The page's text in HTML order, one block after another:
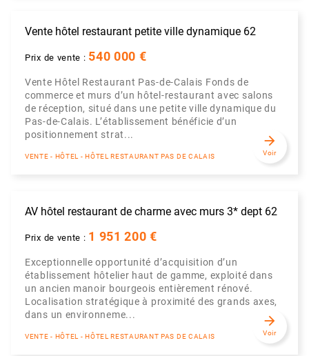
Vente hôtel restaurant petite ville dynamique 62
Prix de vente : 540 000 €
Vente Hôtel Restaurant Pas-de-Calais Fonds de
commerce et murs d’un hôtel-restaurant avec salons
de réception, situé dans une petite ville dynamique du
Pas-de-Calais. L’établissement bénéficie d’un
positionnement strat...
VENTE - HÔTEL - HÔTEL RESTAURANT PAS DE CALAIS
arrow_forward
Voir
AV hôtel restaurant de charme avec murs 3* dept 62
Prix de vente : 1 951 200 €
Exceptionnelle opportunité d’acquisition d’un
établissement hôtelier haut de gamme, exploité dans
un ancien manoir bourgeois entièrement rénové.
Localisation stratégique à proximité des grands axes,
dans un environneme...
VENTE - HÔTEL - HÔTEL RESTAURANT PAS DE CALAIS
arrow_forward
Voir